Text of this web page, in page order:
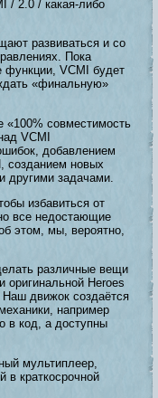
/ 2.0 / какая-либо
развиваться и со
Пока
функции, VCMI будет
«финальную»
«100% совместимость
VCMI
добавлением
созданием новых
другими задачами.
избавиться от
все недостающие
этом, мы, вероятно,
различные вещи
оригинальной Heroes
движок создаётся
например
в код, а доступны
мультиплеер,
в краткосрочной